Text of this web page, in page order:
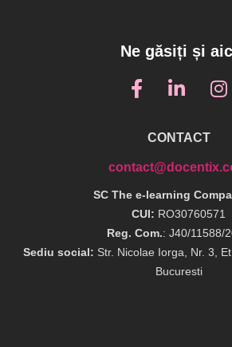
Ne găsiți și
CONTACT
SC The e-learning
CUI: RO30760571
Reg. Com.: J40/11588/
Sediu social: Str. Nicolae Iorga, Nr. 3,
Bucuresti